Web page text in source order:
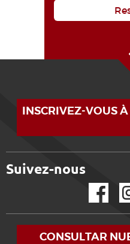
INSCRIVEZ-VOUS
Suivez-nous
CONSULTAR